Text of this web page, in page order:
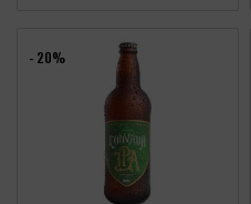
- 20%